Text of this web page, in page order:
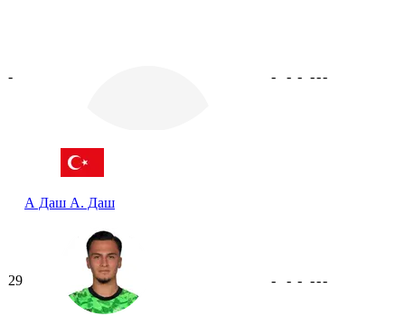
-
А Даш А. Даш
- - - ---
29 - - - ---